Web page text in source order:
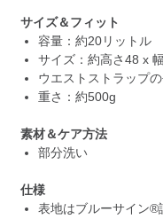
サイズ＆フィット
容量：約20リットル
サイズ：約高さ48 x
ウエストストラップ
重さ：約500g
素材＆ケア方法
部分洗い
仕様
表地はブルーサイン®